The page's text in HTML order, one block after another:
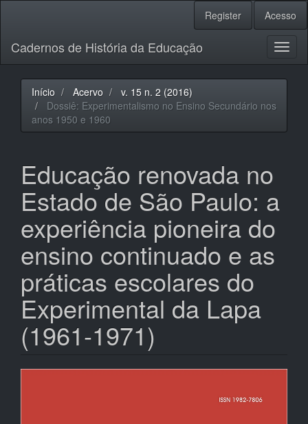
principal
Barra
Lateral
Register Acesso
Cadernos de História da Educação
Início Acervo
v. 15 n. 2 (2016)
Dossiê: Experimentalismo no Ensino Secundário nos
anos 1950 e 1960
Educação renovada no
Estado de São Paulo: a
experiência pioneira do
ensino continuado e as
práticas escolares do
Experimental da Lapa
(1961-1971)
Barra